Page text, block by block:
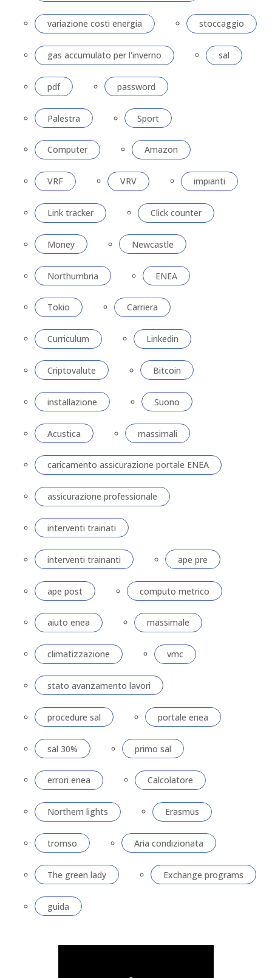
variazione costi energia stoccaggio
gas accumulato per l'inverno sal
pdf password
Palestra Sport
Computer Amazon
VRF VRV impianti
Link tracker Click counter
Money Newcastle
Northumbria ENEA
Tokio Carriera
Curriculum Linkedin
Criptovalute Bitcoin
installazione Suono
Acustica massimali
caricamento assicurazione portale ENEA
assicurazione professionale
interventi trainati
interventi trainanti ape pre
ape post computo metrico
aiuto enea massimale
climatizzazione vmc
stato avanzamento lavori
procedure sal portale enea
sal 30% primo sal
errori enea Calcolatore
Northern lights Erasmus
tromso Aria condizionata
The green lady Exchange programs
guida